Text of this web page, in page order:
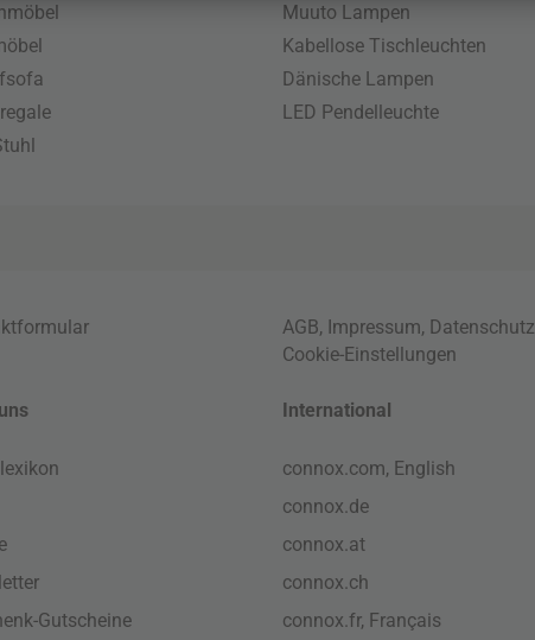
Muuto Lampen
Kabellose Tischleuchten
Dänische Lampen
LED Pendelleuchte
AGB, Impressum, Datenschutz
Cookie-Einstellungen
Gutscheine
International
connox.com, English
connox.de
connox.at
connox.ch
connox.fr, Français